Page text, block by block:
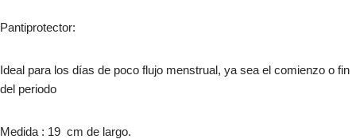
Pantiprotector:
Ideal para los días de poco flujo menstrual, ya sea el comienzo o fin
del periodo
Medida : 19 cm de largo.